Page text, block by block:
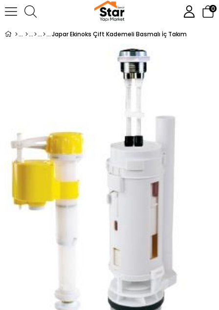
0
Japar Ekinoks Çift Kademeli Basmalı İç Takım